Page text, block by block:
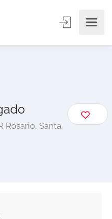
Rosario, Santa